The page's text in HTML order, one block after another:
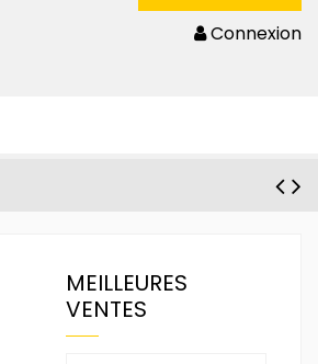
Connexion
MEILLEURES
VENTES